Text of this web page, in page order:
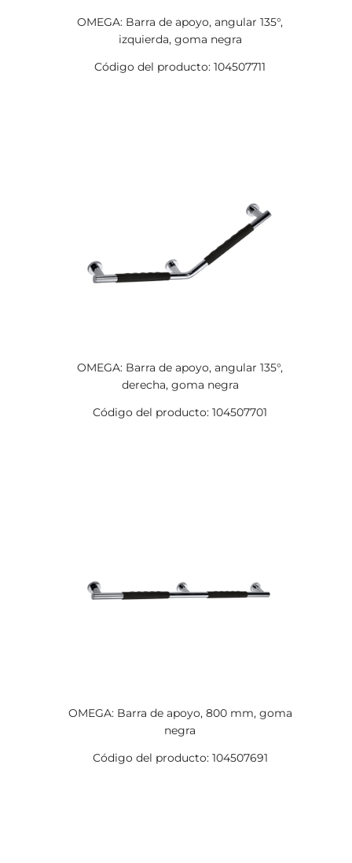
OMEGA: Barra de apoyo, angular 135°,
izquierda, goma negra
Código del producto: 104507711
OMEGA: Barra de apoyo, angular 135°,
derecha, goma negra
Código del producto: 104507701
OMEGA: Barra de apoyo, 800 mm, goma
negra
Código del producto: 104507691